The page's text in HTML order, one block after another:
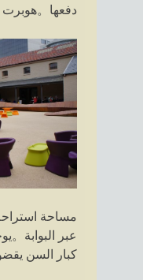
دفعها。
مساحة
عبر البوابة
كبار السن